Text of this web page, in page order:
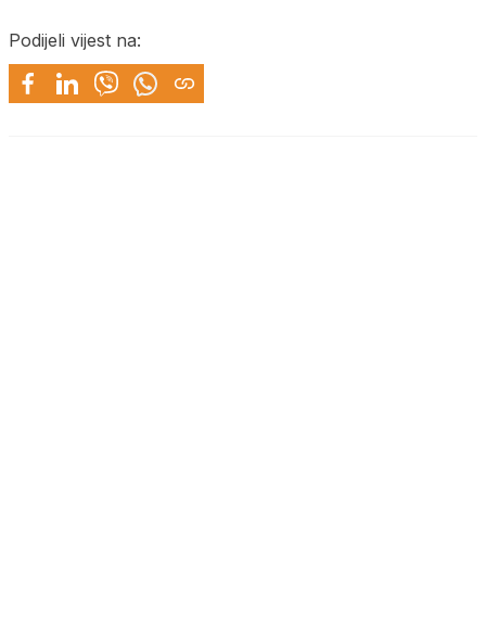
Podijeli vijest na: